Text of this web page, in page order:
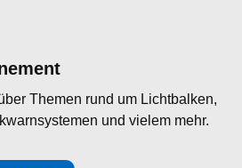
Themen rund um Lichtbalken,
und vielem mehr.